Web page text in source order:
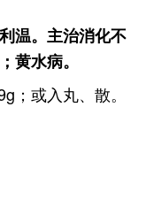
温。主治消化不
黄水病。
；或入丸、散。